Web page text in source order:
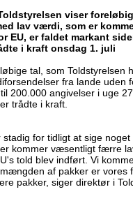
viser
lav værdi, som er
EU, er faldet markant
i kraft onsdag 1. juli
tal, som Toldstyrelsen
fra lande uden
200.000 angivelser i uge
trådte i kraft.
stadig for tidligt at sige
kommer væsentligt færre
told blev indført. Vi
af pakker er vores
pakker, siger direktør i